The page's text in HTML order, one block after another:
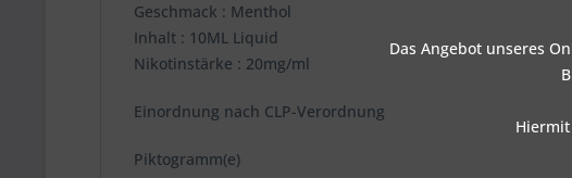
Geschmack : Menthol
Inhalt : 10ML Liquid
Nikotinstärke : 20mg/ml
Einordnung nach CLP-Verordnung
Piktogramm(e)
Das Angebot unseres